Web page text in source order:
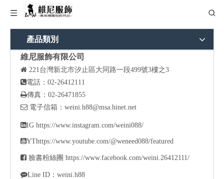
產品類別
維尼服飾有限公司
 221台灣新北市汐止區大同路一段499號3樓之3
電話：02-26412111
傳真：02-26471855
 電子信箱： weini.h88@msa.hinet.net
IG https://www.instagram.com/weini088/
YThttps://www.youtube.com/@weneed088/featured
 臉書粉絲團 https://www.facebook.com/weini.26412111/
Line ID：weini.h88